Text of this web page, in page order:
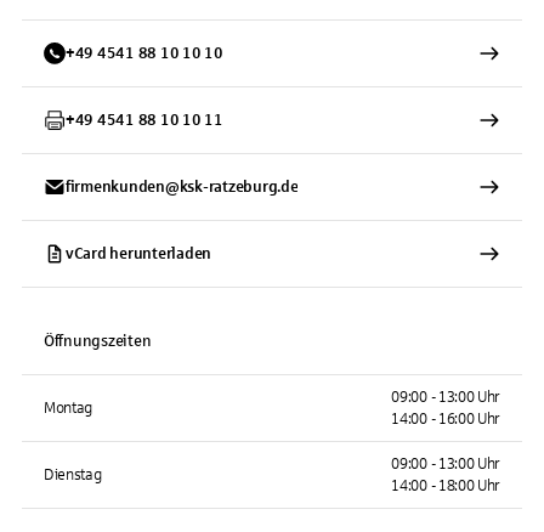
+49 4541 88 10 10 10
+49 4541 88 10 10 11
firmenkunden@ksk-ratzeburg.de
vCard herunterladen
Öffnungszeiten
Montag
09:00 - 13:00 Uhr
14:00 - 16:00 Uhr
Dienstag
09:00 - 13:00 Uhr
14:00 - 18:00 Uhr